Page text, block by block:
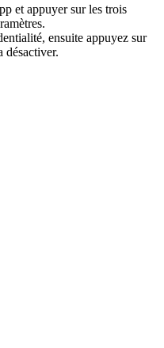
et appuyer sur les trois
ensuite appuyez sur
désactiver.